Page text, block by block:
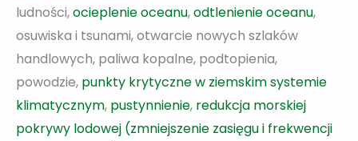
ludności,ocieplenie oceanu,odtlenienie oceanu,
osuwiska i tsunami, otwarcie nowych szlaków
handlowych, paliwa kopalne, podtopienia,
powodzie, punkty krytyczne w ziemskim systemie
klimatycznym, pustynnienie, redukcja morskiej
pokrywy lodowej (zmniejszenie zasięgu i frekwencji